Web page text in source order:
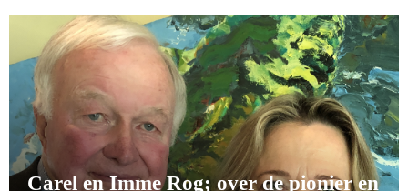
Carel en Imme Rog; over de pionier en